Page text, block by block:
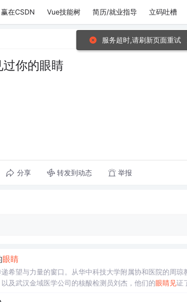
赢在CSDN Vue技能树 简历/就业指导 立码吐槽
你的眼睛
分享 转发到动态 举报
眼睛
希望与力量的窗口。从华中科技大学附属协和医院的周琼
及武汉金域医学公司的核酸检测员刘杰，他们的眼睛见证
服务超时,请刷新页面重试